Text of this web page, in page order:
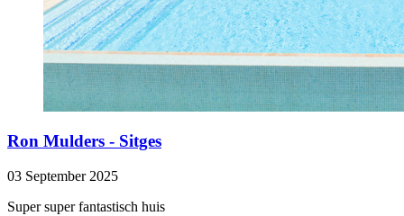
Ron Mulders - Sitges
03 September 2025
Super super fantastisch huis